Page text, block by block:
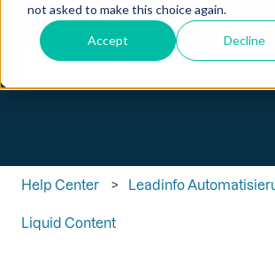
not asked to make this choice again.
Accept Decline
helfen?
Es gibt keine Vorschläge, da das
Help Center Leadinfo
Liquid Content